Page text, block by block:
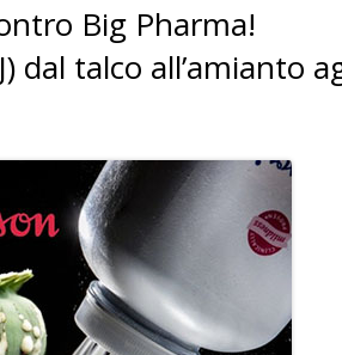
Big Pharma!
dal talco all’amianto